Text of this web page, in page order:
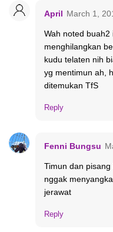
April March 1,
Wah noted
menghilangkan
kudu telaten nih
yg mentimun ah,
ditemukan TfS
Reply
Fenni Bungsu
Timun dan
nggak
jerawat
Reply